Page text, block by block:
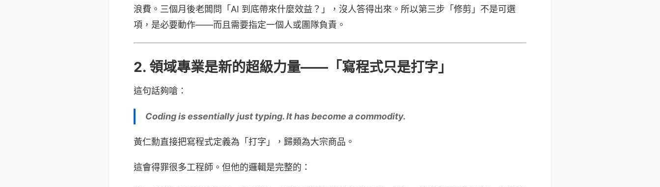
浪費。三個月後老闆問「AI 到底帶來什麼效益？」，沒人答得出來。所以第三步「修剪」不是可選
項，是必要動作——而且需要指定一個人或團隊負責。
2. 領域專業是新的超級力量——「寫程式只是打字」
這句話夠嗆：
Coding is essentially just typing. It has become a commodity.
黃仁勳直接把寫程式定義為「打字」，歸類為大宗商品。
這會得罪很多工程師。但他的邏輯是完整的：